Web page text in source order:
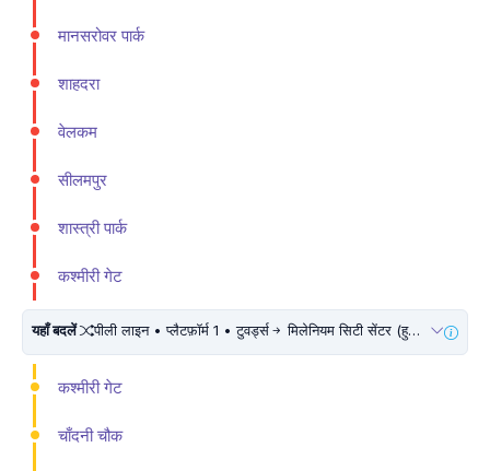
मानसरोवर पार्क
शाहदरा
वेलकम
सीलमपुर
शास्त्री पार्क
कश्मीरी गेट
यहाँ बदलें पीली लाइन • प्लैटफ़ॉर्म 1 • टुवर्ड्स मिलेनियम सिटी सेंटर (हुडा सिटी सैंटर) • 10 मिनट चलें
कश्मीरी गेट
चाँदनी चौक